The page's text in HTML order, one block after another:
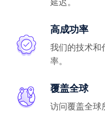
高成功率
我们的技术和
率。
覆盖全球
访问覆盖全球